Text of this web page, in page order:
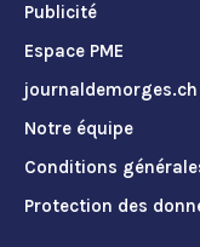
Publicité
Espace PME
Notre équipe
Conditions
Protection des